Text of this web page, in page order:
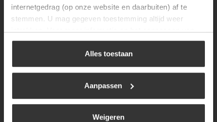
internetgedrag (op onze website en daarbuiten) af te
stemmen. U mag gegeven toestemming altijd weer
intrekken. Voor meer informatie en het aanpassen van
uw keuze op onze website verwijzen wij u naar ons
Alles toestaan
Aanpassen
Weigeren
Navigatie
Brandstoffen
Gastechniek